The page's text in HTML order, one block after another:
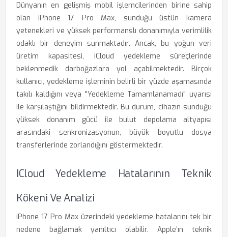
Dünyanın en gelişmiş mobil işlemcilerinden birine sahip
olan iPhone 17 Pro Max, sunduğu üstün kamera
yetenekleri ve yüksek performanslı donanımıyla verimlilik
odaklı bir deneyim sunmaktadır. Ancak, bu yoğun veri
üretim kapasitesi, iCloud yedekleme süreçlerinde
beklenmedik darboğazlara yol açabilmektedir. Birçok
kullanıcı, yedekleme işleminin belirli bir yüzde aşamasında
takılı kaldığını veya "Yedekleme Tamamlanamadı" uyarısı
ile karşılaştığını bildirmektedir. Bu durum, cihazın sunduğu
yüksek donanım gücü ile bulut depolama altyapısı
arasındaki senkronizasyonun, büyük boyutlu dosya
transferlerinde zorlandığını göstermektedir.
ICloud Yedekleme Hatalarının Teknik
Kökeni Ve Analizi
iPhone 17 Pro Max üzerindeki yedekleme hatalarını tek bir
nedene bağlamak yanıltıcı olabilir. Apple’ın teknik